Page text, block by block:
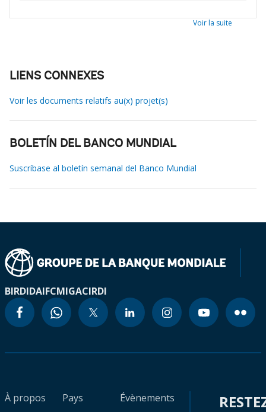
Voir la suite
LIENS CONNEXES
Voir les documents relatifs au(x) projet(s)
BOLETÍN DEL BANCO MUNDIAL
Suscríbase al boletín semanal del Banco Mundial
BIRDIDAIFCMIGACIRDI
À propos
Pays
Évènements